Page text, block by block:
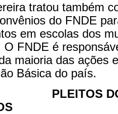
tratou também
do FNDE
em escolas dos
O FNDE é
maioria das ações
Básica do país.
PLEITOS